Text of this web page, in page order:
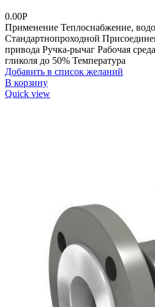
0.00Р
Применение Теплоснабжение,
Стандартнопроходной
привода Ручка-рычаг Рабочая
гликоля до 50% Температура
Добавить в список желаний
В корзину
Quick view